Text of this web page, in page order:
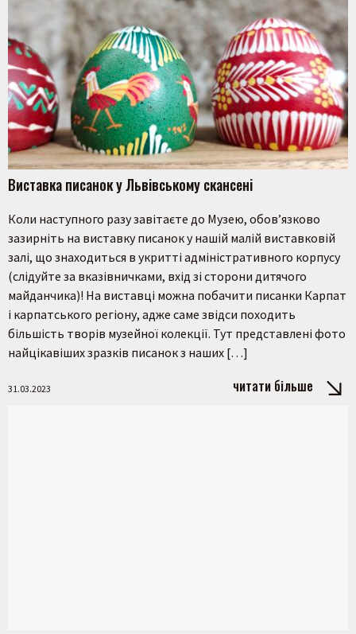
Виставка писанок у Львівському скансені
Коли наступного разу завітаєте до Музею, обов’язково
зазирніть на виставку писанок у нашій малій виставковій
залі, що знаходиться в укритті адміністративного корпусу
(слідуйте за вказівничками, вхід зі сторони дитячого
майданчика)! На виставці можна побачити писанки Карпат
і карпатського регіону, адже саме звідси походить
більшість творів музейної колекції. Тут представлені фото
найцікавіших зразків писанок з наших […]
31.03.2023 читати більше